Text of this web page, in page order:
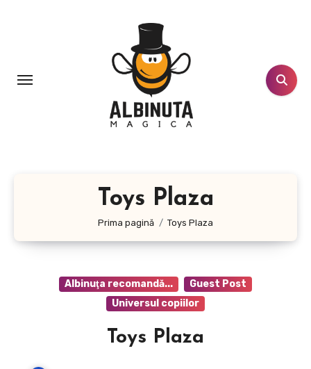
Toys Plaza
Prima pagină Toys Plaza
Albinuţa recomandă...
Guest Post
Universul copiilor
Toys Plaza